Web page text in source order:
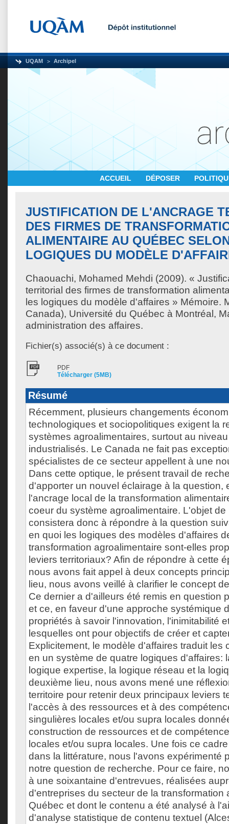
UQAM Archipel
ACCUEIL DÉPOSER
JUSTIFICATION DE L'ANCRAGE
DES FIRMES DE
ALIMENTAIRE AU QUÉBEC
LOGIQUES DU MODÈLE
Chaouachi, Mohamed Mehdi (2009). «
territorial des firmes de transformation
les logiques du modèle d'affaires » Mémoire.
Canada), Université du Québec à Montréal,
administration des affaires.
Fichier(s) associé(s) à ce document :
PDF
Télécharger (5MB)
Résumé
Récemment, plusieurs changements
technologiques et sociopolitiques exigent la
systèmes agroalimentaires, surtout au
industrialisés. Le Canada ne fait pas
spécialistes de ce secteur appellent à une
Dans cette optique, le présent travail de
d'apporter un nouvel éclairage à la question,
l'ancrage local de la transformation
coeur du système agroalimentaire. L'objet
consistera donc à répondre à la question
en quoi les logiques des modèles d'affaires
transformation agroalimentaire sont-elles
leviers territoriaux? Afin de répondre à cette
nous avons fait appel à deux concepts
lieu, nous avons veillé à clarifier le concept
Ce dernier a d'ailleurs été remis en question
et ce, en faveur d'une approche systémique
propriétés à savoir l'innovation, l'inimitabilité
lesquelles ont pour objectifs de créer et
Explicitement, le modèle d'affaires traduit les
en un système de quatre logiques d'affaires:
logique expertise, la logique réseau et la
deuxième lieu, nous avons mené une
territoire pour retenir deux principaux leviers
l'accès à des ressources et à des
singulières locales et/ou supra locales
construction de ressources et de
locales et/ou supra locales. Une fois ce
dans la littérature, nous l'avons expérimenté
notre question de recherche. Pour ce faire,
à une soixantaine d'entrevues, réalisées
d'entreprises du secteur de la transformation
Québec et dont le contenu a été analysé à
d'analyse statistique de contenu textuel